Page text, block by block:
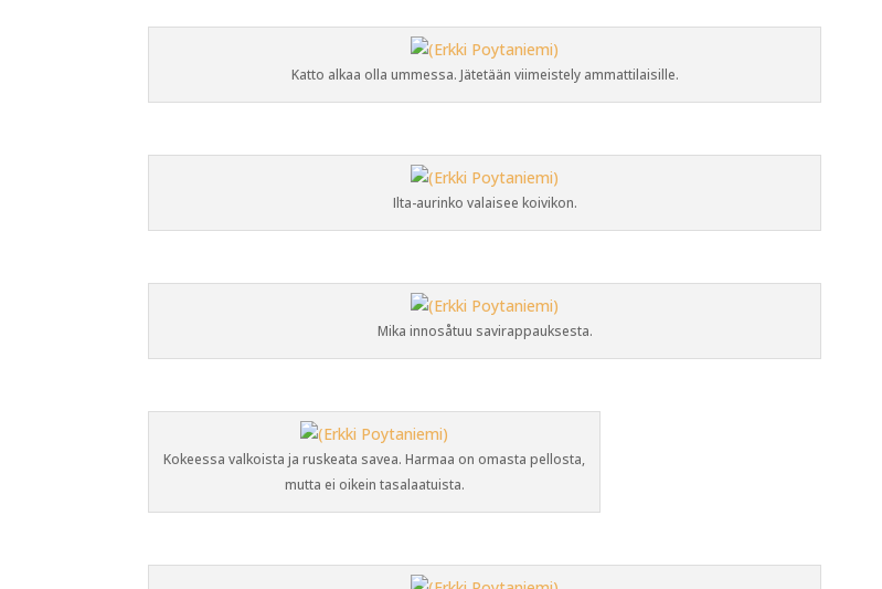
Katto alkaa olla ummessa. Jätetään viimeistely ammattilaisille.
Ilta-aurinko valaisee koivikon.
Mika innosåtuu savirappauksesta.
Kokeessa valkoista ja ruskeata savea. Harmaa on omasta pellosta,
mutta ei oikein tasalaatuista.